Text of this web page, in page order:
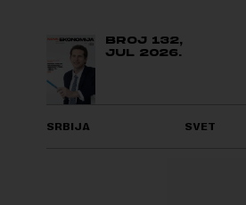
BROJ 132,
JUL 2026.
SRBIJA SVET